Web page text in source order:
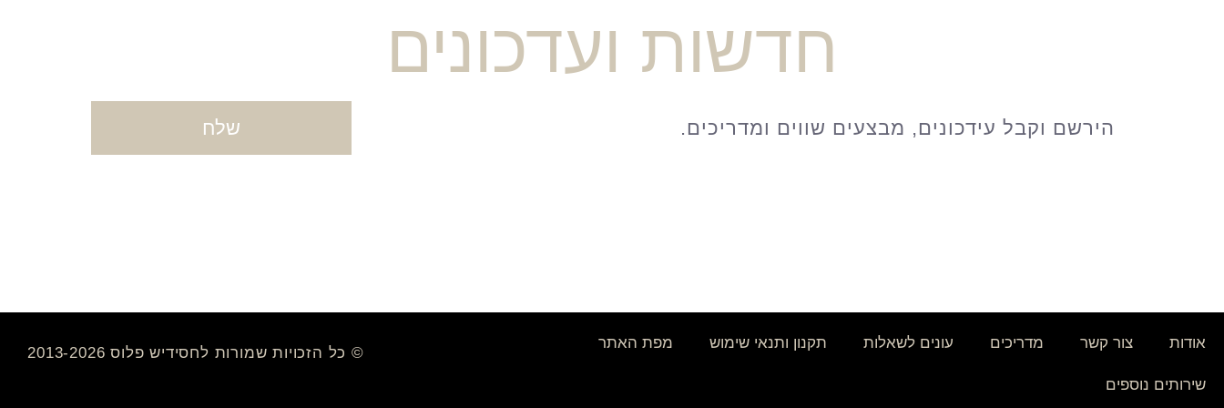
חדשות ועדכונים
שלח
אודות צור קשר מדריכים עונים לשאלות תקנון ותנאי שימוש מפת האתר
שירותים נוספים
© כל הזכויות שמורות לחסידיש פלוס 2013-2026